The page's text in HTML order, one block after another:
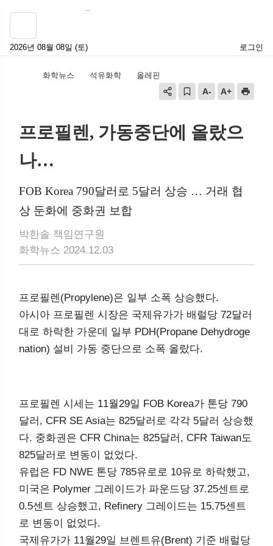
2026년 08월 08일 (토) 로그인
화학뉴스 석유화학 올레핀
프로필렌, 가동중단에 올랐으
나…
FOB Korea 790달러로 5달러 상승 … 거래 협
상 둔화에 중화권 보합
박한솔 책임연구원
화학뉴스 2024.12.03
프로필렌(Propylene)은 일부 소폭 상승했다.
아시아 프로필렌 시장은 국제유가가 배럴당 72달러
대로 하락한 가운데 일부 PDH(Propane Dehydroge
nation) 설비 가동 중단으로 소폭 올랐다.
프로필렌 시세는 11월29일 FOB Korea가 톤당 790
달러, CFR SE Asia는 825달러로 각각 5달러 상승했
다. 중화권은 CFR China는 825달러, CFR Taiwan도
825달러로 변동이 없었다.
유럽은 FD NWE 톤당 785유로로 10유로 하락했고,
미국은 Polymer 그레이드가 파운드당 37.25센트로
0.5센트 상승했고, Refinery 그레이드는 15.75센트
로 변동이 없었다.
국제유가가 11월29일 브렌트유(Brent) 기준 배럴당